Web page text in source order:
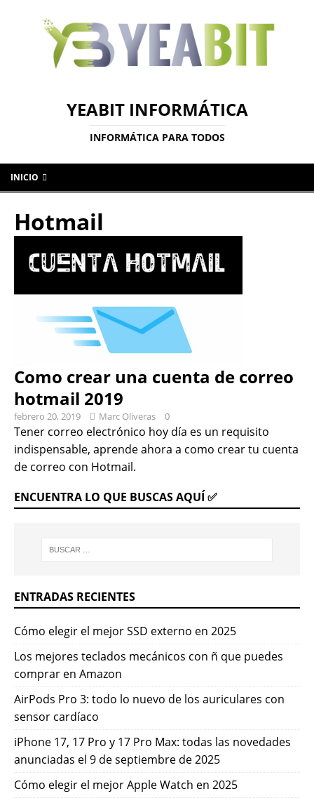
YEABIT INFORMÁTICA
INFORMÁTICA PARA TODOS
INICIO
Hotmail
Como crear una cuenta de correo
hotmail 2019
febrero 20, 2019 Marc Oliveras 0
Tener correo electrónico hoy día es un requisito
indispensable, aprende ahora a como crear tu cuenta
de correo con Hotmail.
ENCUENTRA LO QUE BUSCAS AQUÍ ✅
ENTRADAS RECIENTES
Cómo elegir el mejor SSD externo en 2025
Los mejores teclados mecánicos con ñ que puedes
comprar en Amazon
AirPods Pro 3: todo lo nuevo de los auriculares con
sensor cardíaco
iPhone 17, 17 Pro y 17 Pro Max: todas las novedades
anunciadas el 9 de septiembre de 2025
Cómo elegir el mejor Apple Watch en 2025